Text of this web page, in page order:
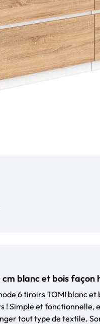
cm blanc et bois façon
6 tiroirs TOMI blanc et
! Simple et fonctionnelle,
tout type de textile.